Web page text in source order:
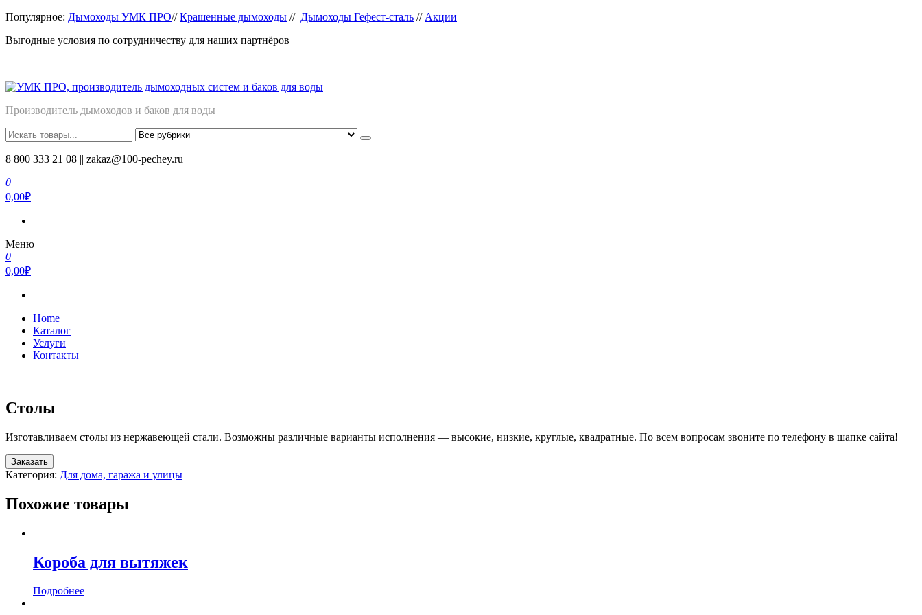
Перейти
содержимому
Популярное: Дымоходы УМК ПРО//Крашенные дымоходы // Дымоходы Гефест-сталь // Акции
Выгодные условия по сотрудничеству для наших партнёров
Производитель дымоходов и баков для воды
8 800 333 21 08 || zakaz@100-pechey.ru ||
0
0,00₽
Меню
0
0,00₽
Home
Каталог
Услуги
Контакты
Столы
Изготавливаем столы из нержавеющей стали. Возможны различные варианты исполнения — высокие, низкие, круглые, квадратные. По всем вопросам звоните по телефону в шапке сайта!
Заказать
Категория: Для дома, гаража и улицы
Похожие товары
Короба для вытяжек
Подробнее